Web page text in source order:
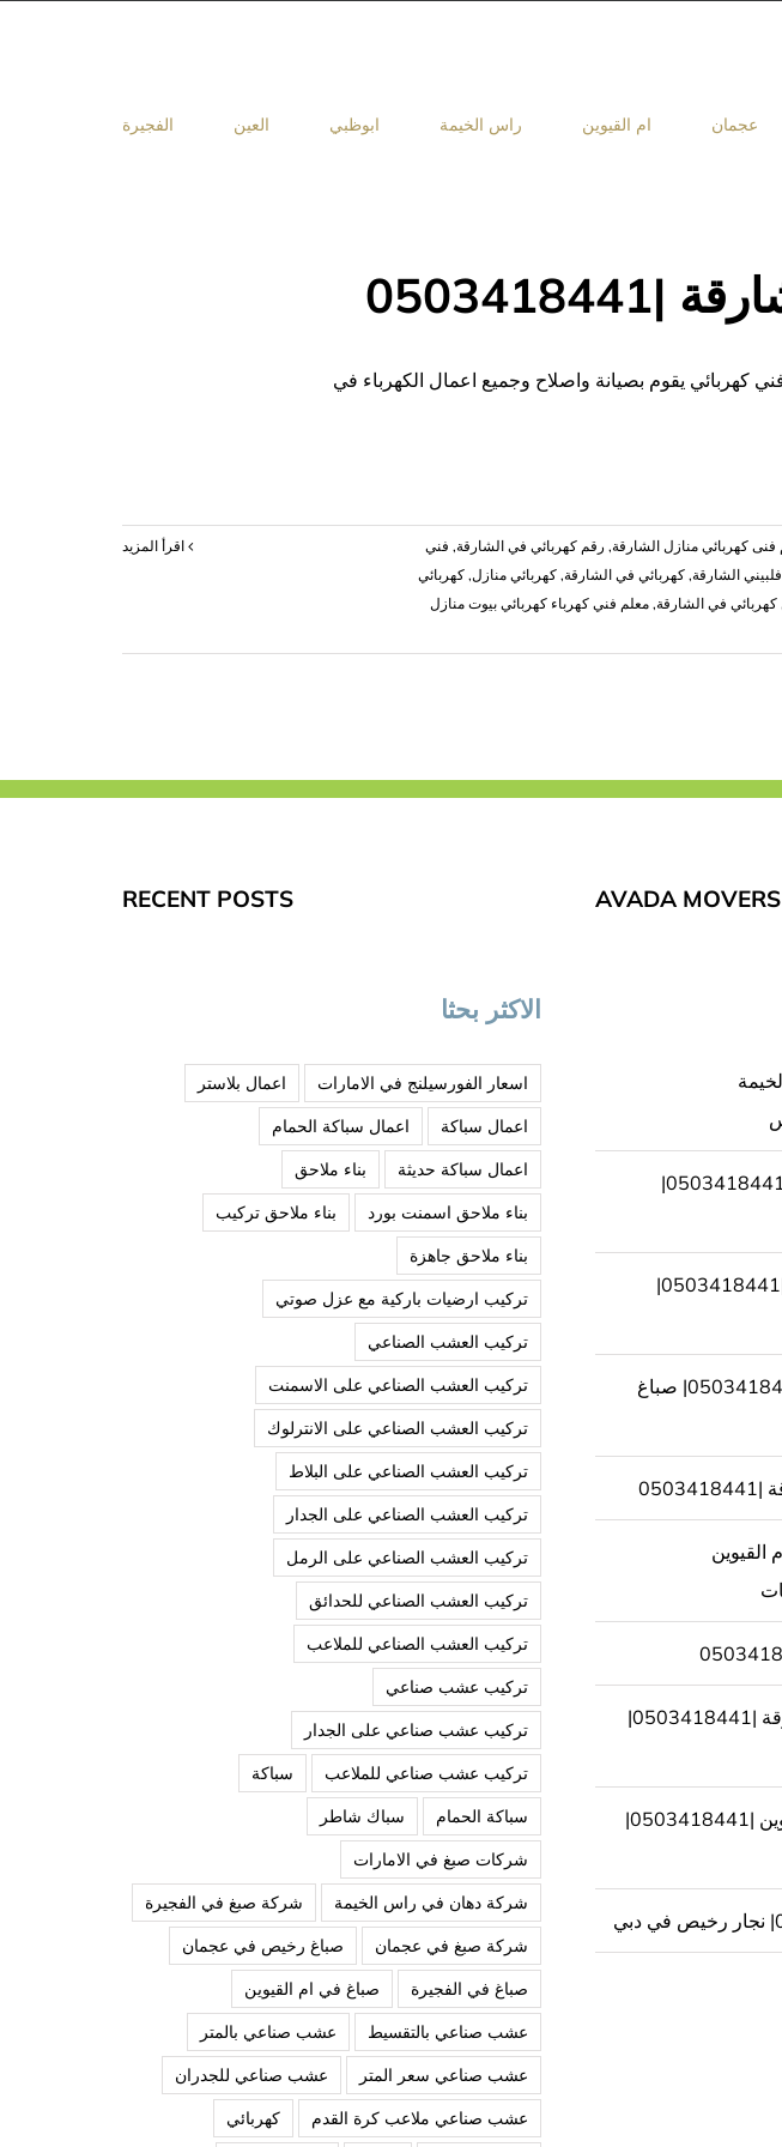
عجمان ام القيوين راس الخيمة ابوظبي العين الفجيرة
كهربائي يقوم بصيانة واصلاح وجميع اعمال الكهرباء في
فنى كهربائي منازل الشارقة, رقم كهربائي في الشارقة, فني
الشارقة, كهربائي في الشارقة, كهربائي منازل, كهربائي
في الشارقة, معلم فني كهرباء كهربائي بيوت منازل
AVADA MOVERS
تركيب فورسيلنج في العين |0503418441|
تركيب عشب صناعي العين |0503418441|
شركة صبغ في الشارقة |0503418441| صباغ
شركة صيانة عامة في الشارقة |0503418441|
تركيب فورسيلنج في ام القيوين |0503418441|
RECENT POSTS
الاكثر بحثا
اسعار الفورسيلنج في الامارات
اعمال بلاستر
اعمال سباكة
اعمال سباكة الحمام
اعمال سباكة حديثة
بناء ملاحق
بناء ملاحق اسمنت بورد
بناء ملاحق تركيب
بناء ملاحق جاهزة
تركيب ارضيات باركية مع عزل صوتي
تركيب العشب الصناعي
تركيب العشب الصناعي على الاسمنت
تركيب العشب الصناعي على الانترلوك
تركيب العشب الصناعي على البلاط
تركيب العشب الصناعي على الجدار
تركيب العشب الصناعي على الرمل
تركيب العشب الصناعي للحدائق
تركيب العشب الصناعي للملاعب
تركيب عشب صناعي
تركيب عشب صناعي على الجدار
تركيب عشب صناعي للملاعب
سباكة
سباكة الحمام
سباك شاطر
شركات صبغ في الامارات
شركة دهان في راس الخيمة
شركة صبغ في الفجيرة
شركة صبغ في عجمان
صباغ رخيص في عجمان
صباغ في الفجيرة
صباغ في ام القيوين
عشب صناعي بالتقسيط
عشب صناعي بالمتر
عشب صناعي سعر المتر
عشب صناعي للجدران
عشب صناعي ملاعب كرة القدم
كهربائي